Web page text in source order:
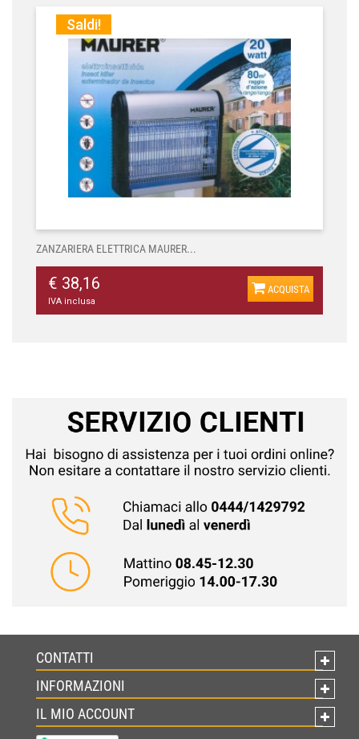
Saldi!
ZANZARIERA ELETTRICA MAURER...
€ 38,16
IVA inclusa
ACQUISTA
CONTATTI
INFORMAZIONI
IL MIO ACCOUNT